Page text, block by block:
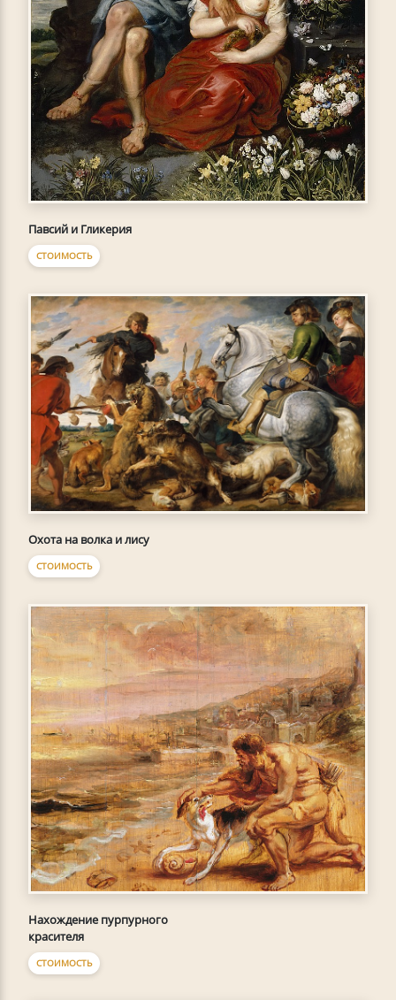
Павсий и Гликерия
СТОИМОСТЬ
Охота на волка и лису
СТОИМОСТЬ
Нахождение пурпурного
красителя
СТОИМОСТЬ